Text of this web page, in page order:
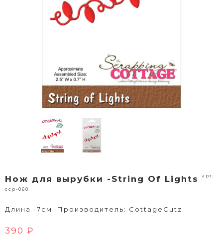
Нож для вырубки -String Of Lights арт.
ccp-060
Длина -7см. Производитель: CottageCutz
390 ₽